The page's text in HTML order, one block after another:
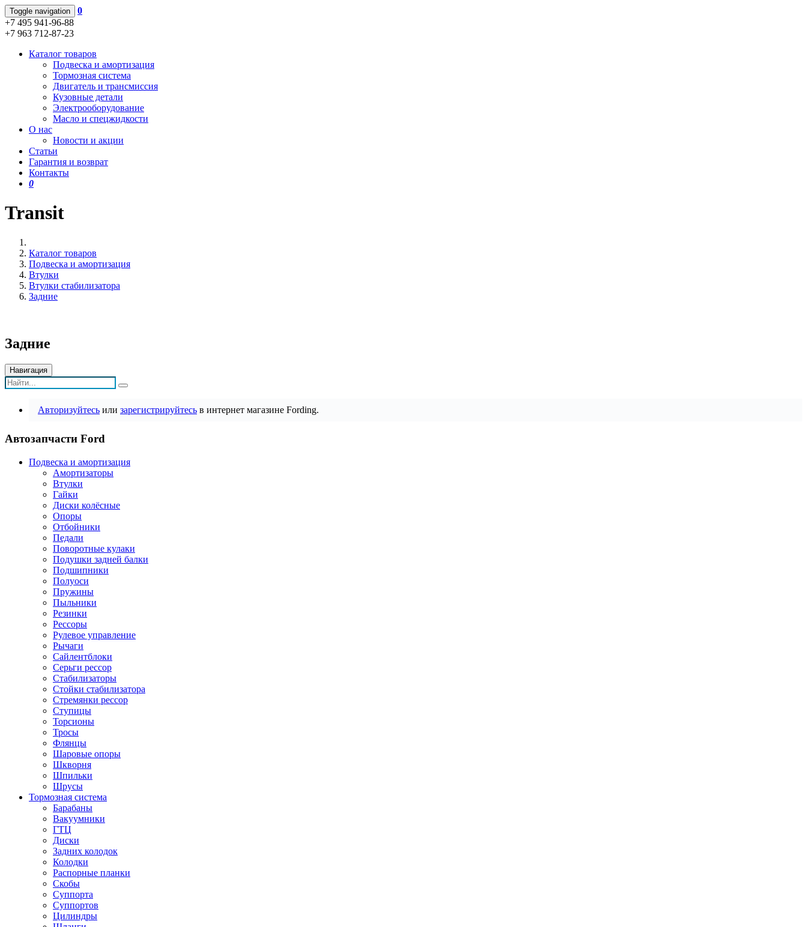
Toggle navigation
0
+7 495 941-96-88
+7 963 712-87-23
Каталог товаров
Подвеска и амортизация
Тормозная система
Двигатель и трансмиссия
Кузовные детали
Электрооборудование
Масло и спецжидкости
О нас
Новости и акции
Статьи
Гарантия и возврат
Контакты
0
Transit
Каталог товаров
Подвеска и амортизация
Втулки
Втулки стабилизатора
Задние
Задние
Навигация
Авторизуйтесь или зарегистрируйтесь в интернет магазине Fording.
Автозапчасти Ford
Подвеска и амортизация
Амортизаторы
Втулки
Гайки
Диски колёсные
Опоры
Отбойники
Педали
Поворотные кулаки
Подушки задней балки
Подшипники
Полуоси
Пружины
Пыльники
Резинки
Рессоры
Рулевое управление
Рычаги
Сайлентблоки
Серьги рессор
Стабилизаторы
Стойки стабилизатора
Стремянки рессор
Ступицы
Торсионы
Тросы
Флянцы
Шаровые опоры
Шкворня
Шпильки
Шрусы
Тормозная система
Барабаны
Вакуумники
ГТЦ
Диски
Задних колодок
Колодки
Распорные планки
Скобы
Суппорта
Суппортов
Цилиндры